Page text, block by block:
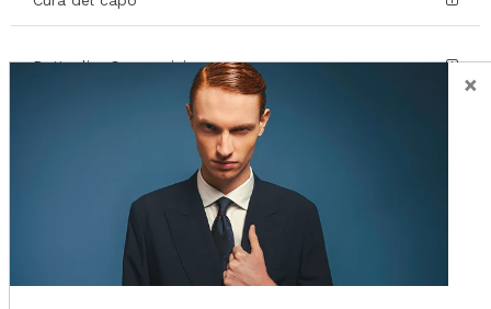
Dettagli e Composizione
×